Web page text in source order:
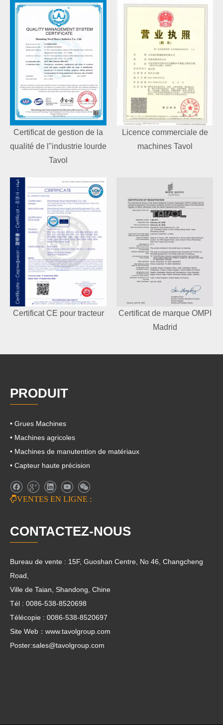
Certificat de gestion de la
qualité de l"industrie lourde
Tavol
Licence commerciale de
machines Tavol
Certificat CE pour tracteur
Certificat de marque OMPI
Madrid
PRODUIT
• Grues Machines
• Machines agricoles
• Machines de manutention de matériaux
• Capteur haute précision
VENTES EN LIGNE :
CONTACTEZ-NOUS
Bureau de vente : 15F, Guoshan Centre, No 46, Changcheng
Road,
Ville de Taian, Shandong, Chine
Tél : 0086-538-8520698
Télécopie : 0086-538-8520697
Site Web：www.tavolgroup.com
Poster:sales@tavolgroup.com